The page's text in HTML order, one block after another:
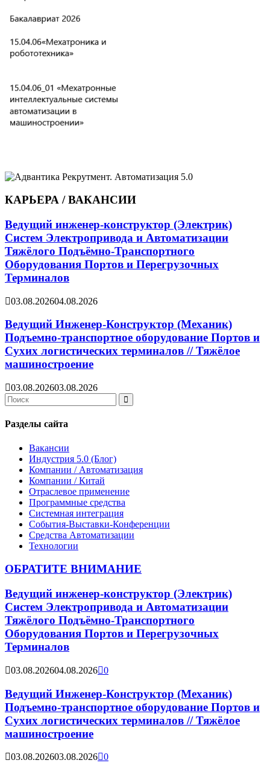
КАРЬЕРА / ВАКАНСИИ
Ведущий инженер-конструктор (Электрик)
Систем Электропривода и Автоматизации
Тяжёлого Подъёмно-Транспортного
Оборудования Портов и Перегрузочных
Терминалов
03.08.202604.08.2026
Ведущий Инженер-Конструктор (Механик)
Подъемно-транспортное оборудование Портов и
Сухих логистических терминалов // Тяжёлое
машиностроение
03.08.202603.08.2026
Search
for:
Search
Разделы сайта
Вакансии
Индустрия 5.0 (Блог)
Компании / Автоматизация
Компании / Китай
Отраслевое применение
Программные средства
Системная интеграция
События-Выставки-Конференции
Средства Автоматизации
Технологии
ОБРАТИТЕ ВНИМАНИЕ
Ведущий инженер-конструктор (Электрик)
Систем Электропривода и Автоматизации
Тяжёлого Подъёмно-Транспортного
Оборудования Портов и Перегрузочных
Терминалов
03.08.202604.08.2026 0
Ведущий Инженер-Конструктор (Механик)
Подъемно-транспортное оборудование Портов и
Сухих логистических терминалов // Тяжёлое
машиностроение
03.08.202603.08.2026 0